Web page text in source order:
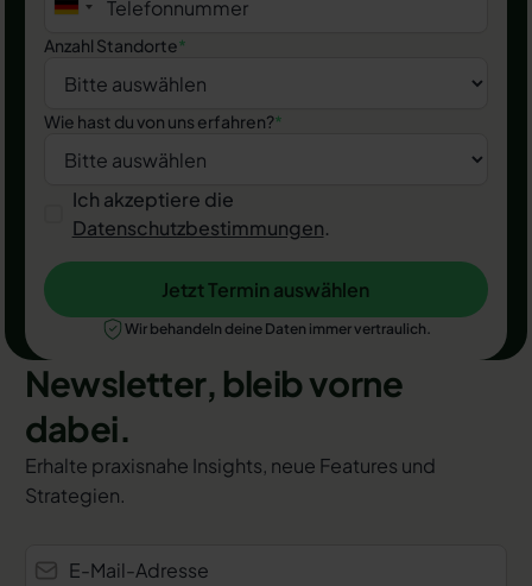
Anzahl Standorte*
Wie hast du von uns erfahren?*
Ich akzeptiere die
Datenschutzbestimmungen.
Jetzt Termin auswählen
Jetzt Termin auswählen
Wir behandeln deine Daten immer vertraulich.
Newsletter, bleib vorne
dabei.
Erhalte praxisnahe Insights, neue Features und
Strategien.